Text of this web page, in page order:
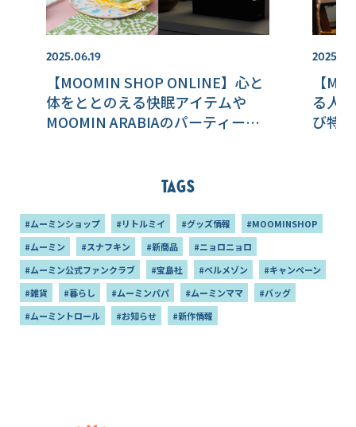
2025.06.19
【MOOMIN SHOP ONLINE】心と
体をととのえる快眠アイテムや
MOOMIN ARABIAのパーティーコ
【
る人
び特
Tags
#ムーミンショップ #リトルミイ #グッズ情報
#MOOMINSHOP
#ムーミン
#スナフキン #新商品
#ニョロニョロ
#ムーミン公式ファンクラブ
#宝島社 #ベルメゾン
#キャンペーン
#雑貨
#暮らし #ムーミンパパ #ムーミンママ
#バッグ
#ムーミントロール
#お知らせ #新作情報